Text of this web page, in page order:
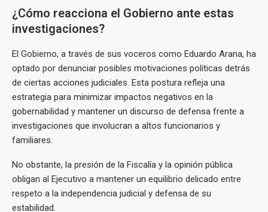
¿Cómo reacciona el Gobierno ante estas
investigaciones?
El Gobierno, a través de sus voceros como Eduardo Arana, ha
optado por denunciar posibles motivaciones políticas detrás
de ciertas acciones judiciales. Esta postura refleja una
estrategia para minimizar impactos negativos en la
gobernabilidad y mantener un discurso de defensa frente a
investigaciones que involucran a altos funcionarios y
familiares.
No obstante, la presión de la Fiscalía y la opinión pública
obligan al Ejecutivo a mantener un equilibrio delicado entre
respeto a la independencia judicial y defensa de su
estabilidad.